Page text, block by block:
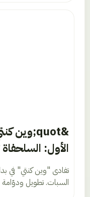
الأول:
تفادى "وين كنتي" في
السبات. تطويل